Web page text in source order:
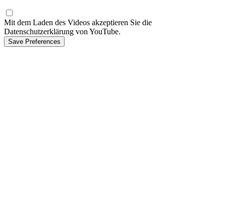
Mit dem Laden des Videos akzeptieren Sie die
Datenschutzerklärung von YouTube.